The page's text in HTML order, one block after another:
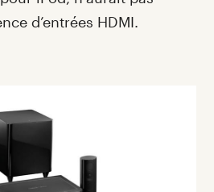
d’entrées HDMI.